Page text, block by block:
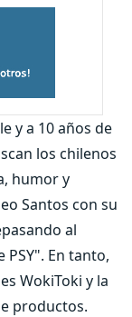
y a 10 años de
los chilenos
humor y
Santos con su
al
En tanto,
WokiToki y la
productos.